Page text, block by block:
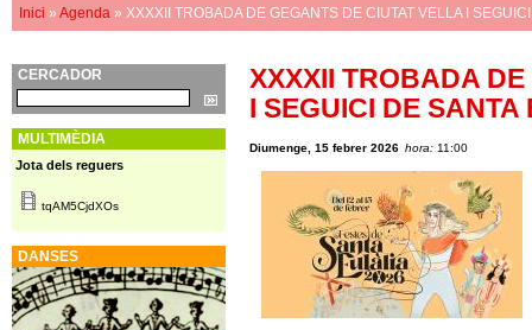
XXXXII TROBADA
I SEGUICI DE
Diumenge, 15 febrer 2026 hora: 11:00
Esteu aquí
Inici » Agenda » XXXXII TROBADA DE GEGANTS DE CIUTAT VELLA I
CERCADOR
Cerca
MULTIMÈDIA
Jota dels reguers
tqAM5CjdXOs
DANSES